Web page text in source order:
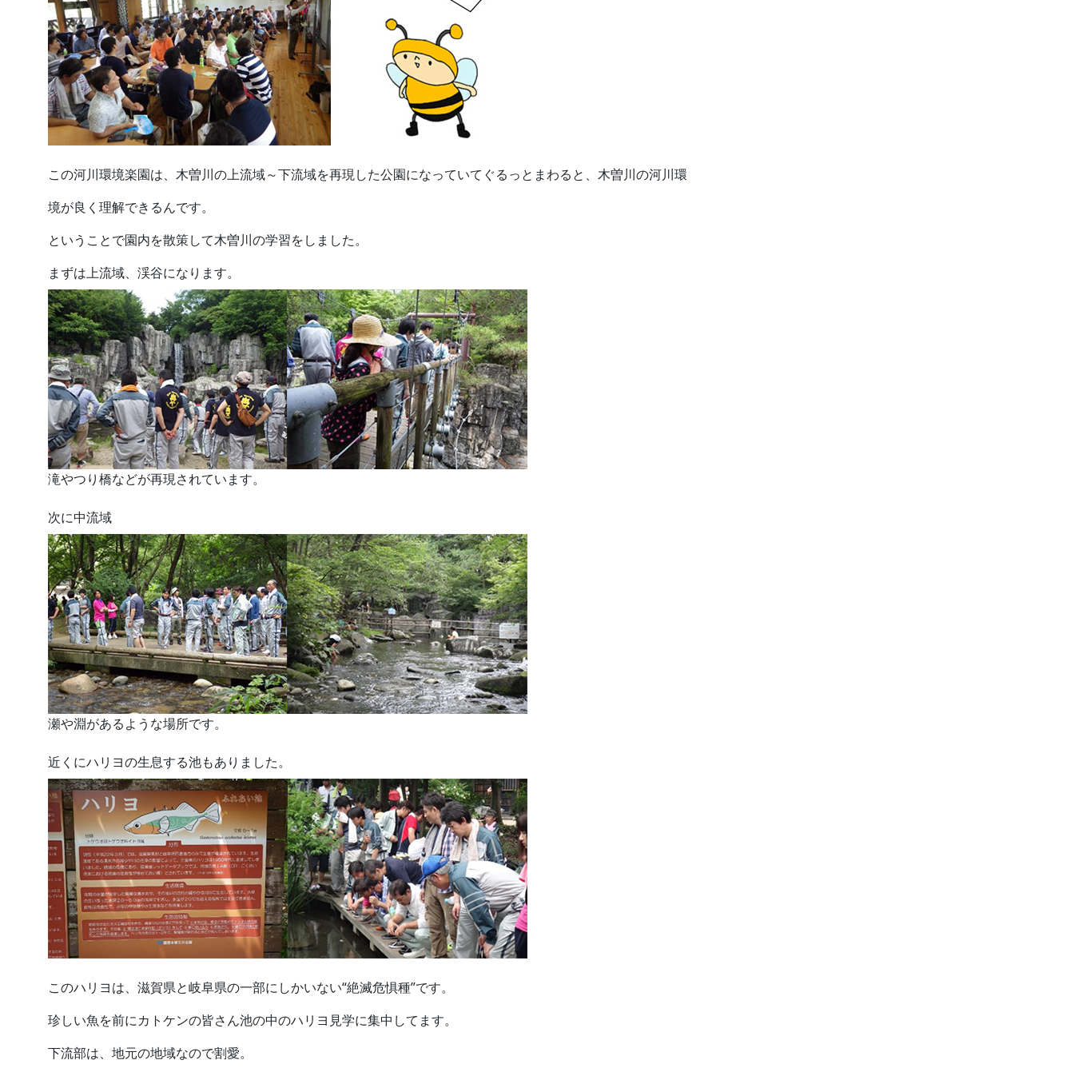
この河川環境楽園は、木曽川の上流域～下流域を再現した公園になっていてぐるっとまわると、木曽川の河川環
境が良く理解できるんです。
ということで園内を散策して木曽川の学習をしました。
まずは上流域、渓谷になります。
滝やつり橋などが再現されています。
次に中流域
瀬や淵があるような場所です。
近くにハリヨの生息する池もありました。
このハリヨは、滋賀県と岐阜県の一部にしかいない“絶滅危惧種”です。
珍しい魚を前にカトケンの皆さん池の中のハリヨ見学に集中してます。
下流部は、地元の地域なので割愛。